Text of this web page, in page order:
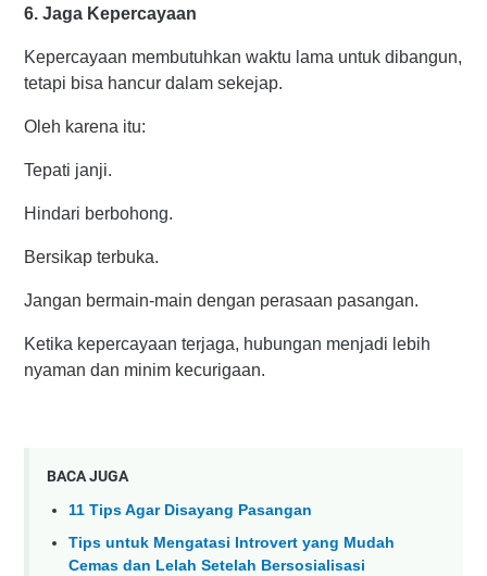
6. Jaga Kepercayaan
Kepercayaan membutuhkan waktu lama untuk dibangun,
tetapi bisa hancur dalam sekejap.
Oleh karena itu:
Tepati janji.
Hindari berbohong.
Bersikap terbuka.
Jangan bermain-main dengan perasaan pasangan.
Ketika kepercayaan terjaga, hubungan menjadi lebih
nyaman dan minim kecurigaan.
BACA JUGA
11 Tips Agar Disayang Pasangan
Tips untuk Mengatasi Introvert yang Mudah
Cemas dan Lelah Setelah Bersosialisasi